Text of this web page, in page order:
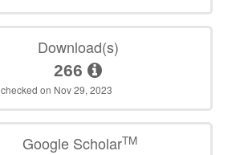
Download(s)
266
checked on Nov 29, 2023
Google ScholarTM